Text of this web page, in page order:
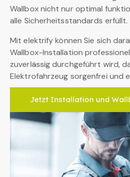
Wallbox nicht nur optimal
alle Sicherheitsstandards erfüllt.
Mit elektrify können Sie sich
Wallbox-Installation
zuverlässig durchgeführt wird,
Elektrofahrzeug sorgenfrei und
Jetzt Installation und